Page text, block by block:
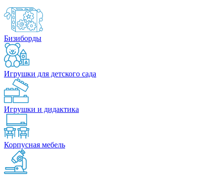
Бизиборды
Игрушки для детского сада
Игрушки и дидактика
Корпусная мебель